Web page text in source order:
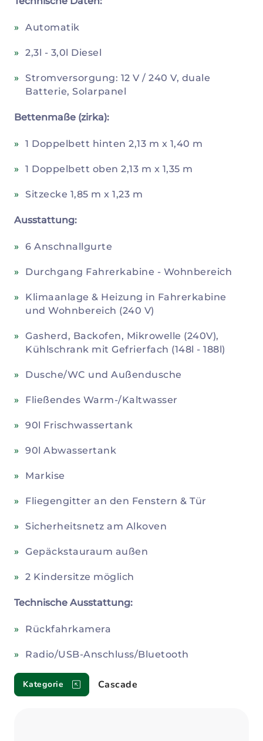
Automatik
2,3l - 3,0l Diesel
Stromversorgung: 12 V / 240 V, duale
Batterie, Solarpanel
Bettenmaße (zirka):
1 Doppelbett hinten 2,13 m x 1,40 m
1 Doppelbett oben 2,13 m x 1,35 m
Sitzecke 1,85 m x 1,23 m
Ausstattung:
6 Anschnallgurte
Durchgang Fahrerkabine - Wohnbereich
Klimaanlage & Heizung in Fahrerkabine
und Wohnbereich (240 V)
Gasherd, Backofen, Mikrowelle (240V),
Kühlschrank mit Gefrierfach (148l - 188l)
Dusche/WC und Außendusche
Fließendes Warm-/Kaltwasser
90l Frischwassertank
90l Abwassertank
Markise
Fliegengitter an den Fenstern & Tür
Sicherheitsnetz am Alkoven
Gepäckstauraum außen
2 Kindersitze möglich
Technische Ausstattung:
Rückfahrkamera
Radio/USB-Anschluss/Bluetooth
Kategorie Cascade